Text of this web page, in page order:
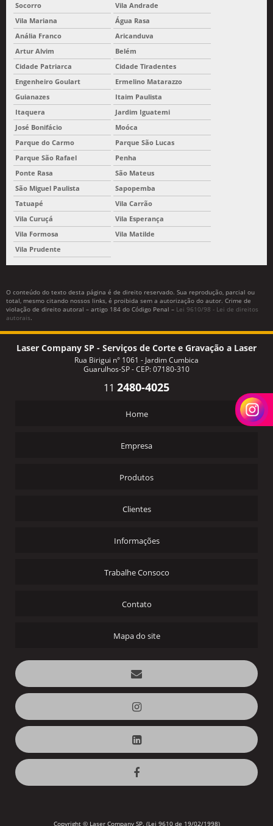
Socorro
Vila Andrade
Vila Mariana
Água Rasa
Anália Franco
Aricanduva
Artur Alvim
Belém
Cidade Patriarca
Cidade Tiradentes
Engenheiro Goulart
Ermelino Matarazzo
Guianazes
Itaim Paulista
Itaquera
Jardim Iguatemi
José Bonifácio
Moóca
Parque do Carmo
Parque São Lucas
Parque São Rafael
Penha
Ponte Rasa
São Mateus
São Miguel Paulista
Sapopemba
Tatuapé
Vila Carrão
Vila Curuçá
Vila Esperança
Vila Formosa
Vila Matilde
Vila Prudente
O conteúdo do texto desta página é de direito reservado. Sua reprodução, parcial ou
total, mesmo citando nossos links, é proibida sem a autorização do autor. Crime de
violação de direito autoral – artigo 184 do Código Penal – Lei 9610/98 - Lei de direitos
autorais.
Laser Company SP - Serviços de Corte e Gravação a Laser
Rua Birigui n° 1061 - Jardim Cumbica
Guarulhos-SP - CEP: 07180-310
11 2480-4025
Home
Empresa
Produtos
Clientes
Informações
Trabalhe Consoco
Contato
Mapa do site
Copyright © Laser Company SP. (Lei 9610 de 19/02/1998)